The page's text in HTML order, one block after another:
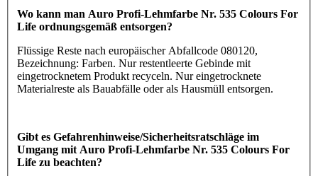
Wo kann man Auro Profi-Lehmfarbe Nr. 535 Colours For
Life ordnungsgemäß entsorgen?
Flüssige Reste nach europäischer Abfallcode 080120,
Bezeichnung: Farben. Nur restentleerte Gebinde mit
eingetrocknetem Produkt recyceln. Nur eingetrocknete
Materialreste als Bauabfälle oder als Hausmüll entsorgen.
Gibt es Gefahrenhinweise/Sicherheitsratschläge im
Umgang mit Auro Profi-Lehmfarbe Nr. 535 Colours For
Life zu beachten?